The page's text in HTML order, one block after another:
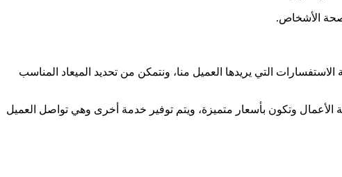
صحة الأشخاص.
التي يريدها العميل منا، ونتمكن من تحديد الميعاد المناسب
وتكون بأسعار متميزة، ويتم توفير خدمة أخرى وهي تواصل العميل